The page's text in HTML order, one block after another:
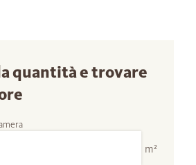
quantità e trovare
m²